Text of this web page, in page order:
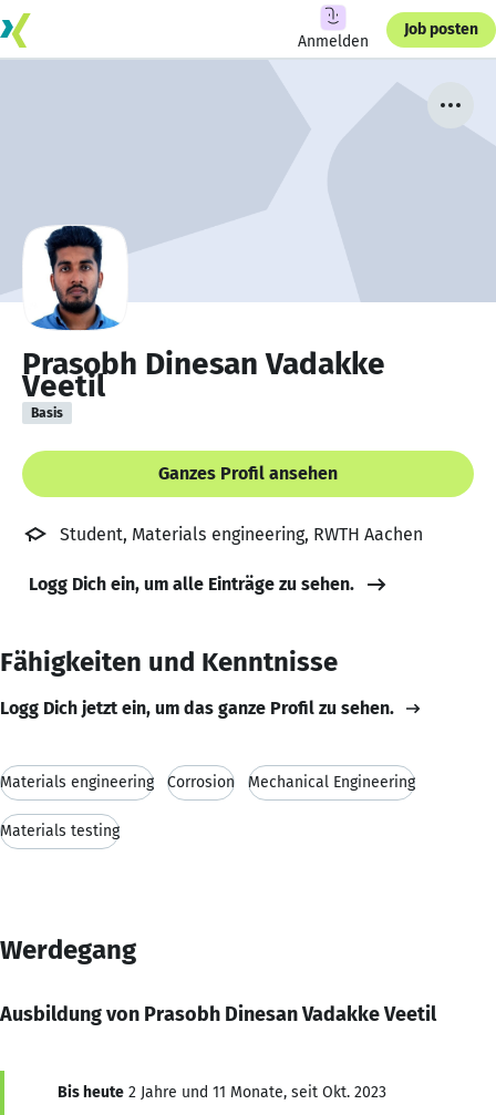
Anmelden
Job posten
Prasobh Dinesan Vadakke
Veetil
Basis
Ganzes Profil ansehen
Student, Materials engineering, RWTH Aachen
Logg Dich ein, um alle Einträge zu sehen.
Fähigkeiten und Kenntnisse
Logg Dich jetzt ein, um das ganze Profil zu sehen.
Materials engineering Corrosion Mechanical Engineering
Materials testing
Werdegang
Ausbildung von Prasobh Dinesan Vadakke Veetil
Bis heute 2 Jahre und 11 Monate, seit Okt. 2023